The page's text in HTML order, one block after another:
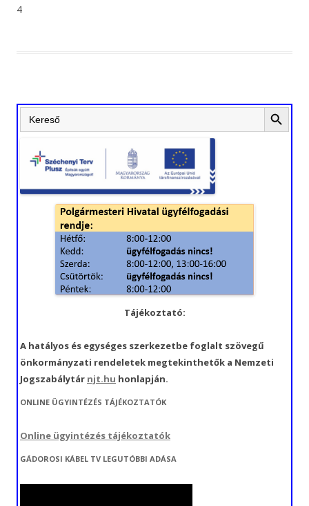
4
Search
for:
Search Button
Tájékoztató:
A hatályos és egységes szerkezetbe foglalt szövegű
önkormányzati rendeletek megtekinthetők a Nemzeti
Jogszabálytár njt.hu honlapján.
ONLINE ÜGYINTÉZÉS TÁJÉKOZTATÓK
Online ügyintézés tájékoztatók
GÁDOROSI KÁBEL TV LEGUTÓBBI ADÁSA